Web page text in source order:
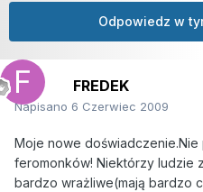
Odpowiedz w
FREDEK
Napisano 6 Czerwiec 2009
Moje nowe
feromonków! Niektórzy ludzie
bardzo wrażliwe(mają bardzo